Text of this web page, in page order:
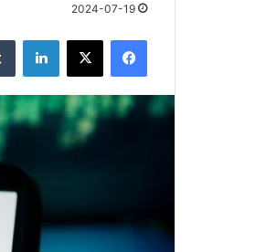
2024-07-19
فيسبوك X